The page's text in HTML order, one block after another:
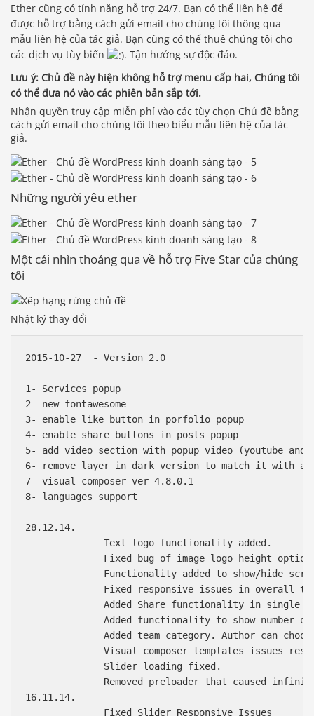
Ether cũng có tính năng hỗ trợ 24/7. Bạn có thể liên hệ để
được hỗ trợ bằng cách gửi email cho chúng tôi thông qua
mẫu liên hệ của tác giả. Bạn cũng có thể thuê chúng tôi cho
các dịch vụ tùy biến
. Tận hưởng sự độc đáo.
Lưu ý: Chủ đề này hiện không hỗ trợ menu cấp hai, Chúng tôi
có thể đưa nó vào các phiên bản sắp tới.
Nhận quyền truy cập miễn phí vào các tùy chọn Chủ đề bằng
cách gửi email cho chúng tôi theo biểu mẫu liên hệ của tác
giả.
Những người yêu ether
Một cái nhìn thoáng qua về hỗ trợ Five Star của chúng
tôi
Nhật ký thay đổi
2015-10-27  - Version 2.0
1- Services popup
2- new fontawesome
3- enable like button in porfolio popup
4- enable share buttons in posts popup
5- add video section with popup video (youtube and
6- remove layer in dark version to match it with as
7- visual composer ver-4.8.0.1
8- languages support
28.12.14.
              Text logo functionality added.
Fixed bug of image logo height
Functionality added to show/hide
Fixed responsive issues in overall
Added Share functionality in single
Added functionality to show number
Added team category. Author can
Visual composer templates issues
              Slider loading fixed.
Removed preloader that caused
16.11.14.
              Fixed Slider Responsive Issues